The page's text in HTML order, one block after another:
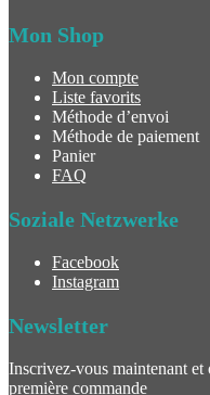
Mon Shop
Mon compte
Liste favorits
Méthode d’envoi
Méthode de paiement
Panier
FAQ
Soziale Netzwerke
Facebook
Instagram
Newsletter
Inscrivez-vous maintenant
première commande